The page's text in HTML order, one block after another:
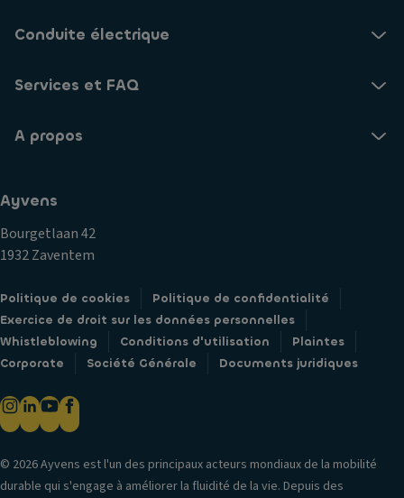
Conduite électrique
Services et FAQ
A propos
Ayvens
Bourgetlaan 42
1932 Zaventem
Politique de cookies
Politique de confidentialité
Exercice de droit sur les données personnelles
Whistleblowing
Conditions d'utilisation
Plaintes
Corporate
Société Générale Documents juridiques
© 2026 Ayvens est l'un des principaux acteurs mondiaux de la mobilité
durable qui s'engage à améliorer la fluidité de la vie. Depuis des